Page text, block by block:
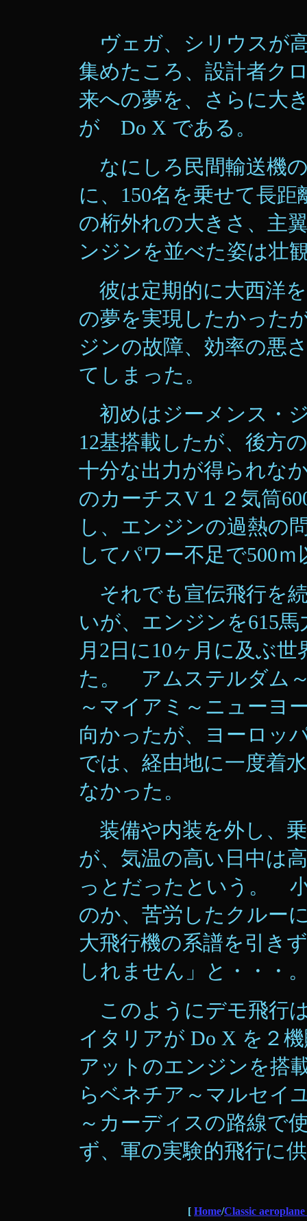
ヴェガ、シリウスが
集めたころ、設計者ク
来への夢を、さらに大
が Do X である。
なにしろ民間輸送機
に、150名を乗せて長
の桁外れの大きさ、主
ンジンを並べた姿は壮
彼は定期的に大西洋
の夢を実現したかった
ジンの故障、効率の悪
てしまった。
初めはジーメンス・
12基搭載したが、後方
十分な出力が得られな
のカーチスV１２気筒
し、エンジンの過熱の
してパワー不足で500
それでも宣伝飛行を
いが、エンジンを615
月2日に10ヶ月に及ぶ
た。 アムステルダム
～マイアミ～ニューヨ
向かったが、ヨーロッ
では、経由地に一度着
なかった。
装備や内装を外し、
が、気温の高い日中は
っとだったという。
のか、苦労したクルー
大飛行機の系譜を引き
しれません」と・・・
このようにデモ飛行
イタリアが Do X を２
アットのエンジンを搭
らベネチア～マルセイ
～カーディスの路線で
ず、軍の実験的飛行に
[ Home/Classic